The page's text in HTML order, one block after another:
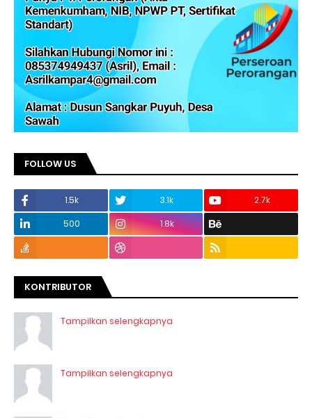
FOLLOW US
1.5k 3.1k
2.7k
500
1.8k
KONTRIBUTOR
Tampilkan selengkapnya
Tampilkan selengkapnya